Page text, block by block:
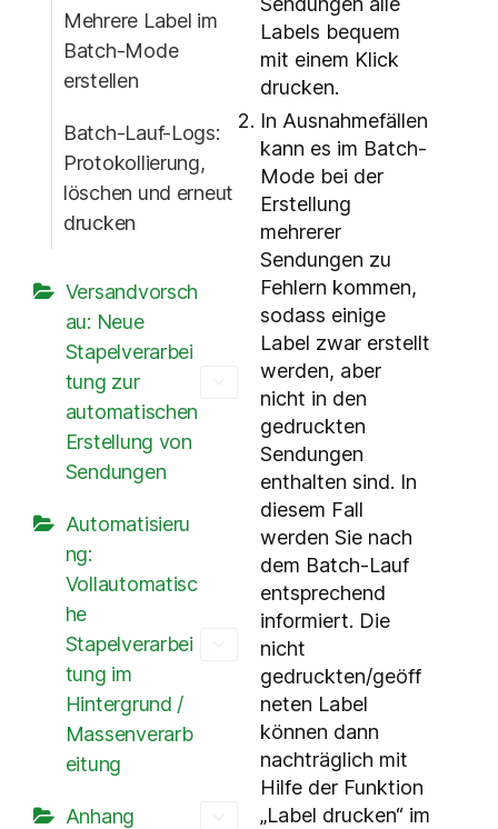
Mehrere Label im
Batch-Mode
erstellen
Batch-Lauf-Logs:
Protokollierung,
löschen und erneut
drucken
Versandvorsch
au: Neue
Stapelverarbei
tung zur
automatischen
Erstellung von
Sendungen
Automatisieru
ng:
Vollautomatisc
he
Stapelverarbei
tung im
Hintergrund /
Massenverarb
eitung
Anhang
Labels bequem
mit einem Klick
drucken.
In Ausnahmefällen
kann es im Batch-
Mode bei der
Erstellung
mehrerer
Sendungen zu
Fehlern kommen,
sodass einige
Label zwar erstellt
werden, aber
nicht in den
gedruckten
Sendungen
enthalten sind. In
diesem Fall
werden Sie nach
dem Batch-Lauf
entsprechend
informiert. Die
nicht
gedruckten/geöff
neten Label
können dann
nachträglich mit
Hilfe der Funktion
„Label drucken“ im